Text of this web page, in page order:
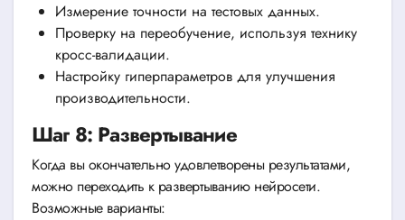
Измерение точности на тестовых данных.
Проверку на переобучение, используя технику
кросс-валидации.
Настройку гиперпараметров для улучшения
производительности.
Шаг 8: Развертывание
Когда вы окончательно удовлетворены результатами,
можно переходить к развертыванию нейросети.
Возможные варианты: